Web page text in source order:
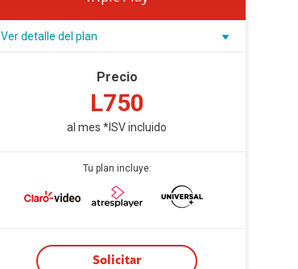
Ver detalle del plan
Precio
L750
al mes *ISV incluido
Tu plan incluye:
Solicitar